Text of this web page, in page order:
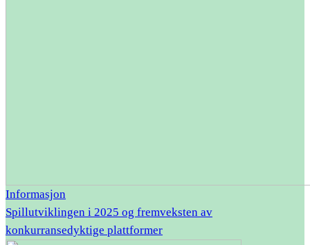
Informasjon
Spillutviklingen i 2025 og fremveksten av
konkurransedyktige plattformer